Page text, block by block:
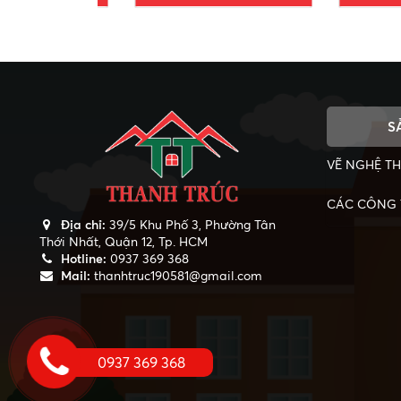
Địa chỉ:39/5 Khu Phố 3, Phường Tân
Thới Nhất, Quận 12, Tp. HCM
Hotline:0937 369 368
Mail:thanhtruc190581@gmail.com
VẼ NGHỆ
CÁC CÔNG
0937 369 368